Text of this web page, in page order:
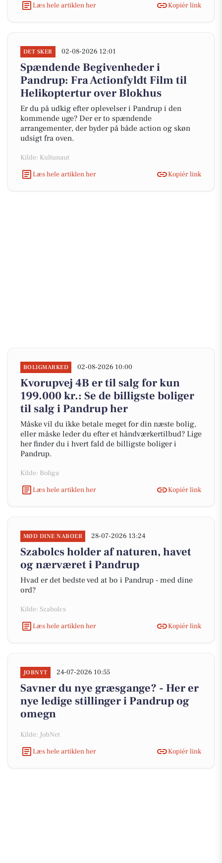
Læs hele artiklen her
Kopiér link
DET SKER 02-08-2026 12:01
Spændende Begivenheder i
Pandrup: Fra Actionfyldt Film til
Helikoptertur over Blokhus
Er du på udkig efter oplevelser i Pandrup i den
kommende uge? Der er to spændende
arrangementer, der byder på både action og skøn
udsigt fra oven.
Kilde: Kultunaut
Læs hele artiklen her
Kopiér link
BOLIGMARKED 02-08-2026 10:00
Kvorupvej 4B er til salg for kun
199.000 kr.: Se de billigste boliger
til salg i Pandrup her
Måske vil du ikke betale meget for din næste bolig,
eller måske leder du efter et håndværkertilbud? Lige
her finder du i hvert fald de billigste boliger i
Pandrup.
Kilde: Boliga
Læs hele artiklen her
Kopiér link
MØD DINE NABOER 28-07-2026 13:24
Szabolcs holder af naturen, havet
og nærværet i Pandrup
Hvad er det bedste ved at bo i Pandrup - med dine
ord?
Kilde: Szabolcs
Læs hele artiklen her
Kopiér link
JOBNYT 24-07-2026 10:55
Savner du nye græsgange? - Her er
nye ledige stillinger i Pandrup og
omegn
Kilde: JobNet
Læs hele artiklen her
Kopiér link